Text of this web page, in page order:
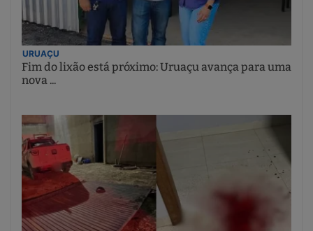
URUAÇU
Fim do lixão está próximo: Uruaçu avança para uma
nova ...